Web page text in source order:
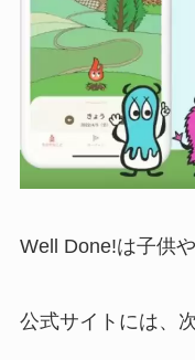
Well Done!は子供
公式サイトには、